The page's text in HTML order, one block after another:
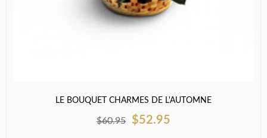
LE BOUQUET CHARMES DE L'AUTOMNE
$60.95 $52.95